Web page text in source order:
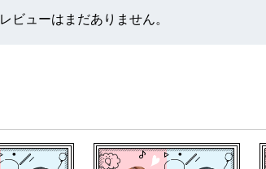
レビューはまだありません。